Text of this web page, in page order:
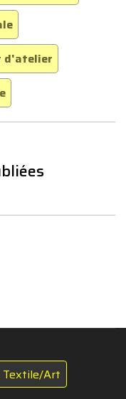
d'atelier
Textile/Art